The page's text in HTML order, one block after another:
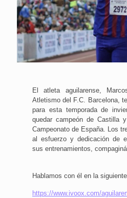
El atleta aguilarense,
Atletismo del F.C. Barcelona,
para esta temporada de
quedar campeón de Castilla
Campeonato de España. Los
al esfuerzo y dedicación de
sus entrenamientos,
Hablamos con él en la
https://www.ivoox.com/